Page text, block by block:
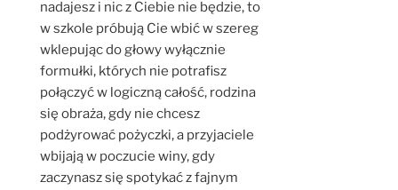
nadajesz i nic z Ciebie nie będzie, to
w szkole próbują Cie wbić w szereg
wklepując do głowy wyłącznie
formułki, których nie potrafisz
połączyć w logiczną całość, rodzina
się obraża, gdy nie chcesz
podżyrować pożyczki, a przyjaciele
wbijają w poczucie winy, gdy
zaczynasz się spotykać z fajnym